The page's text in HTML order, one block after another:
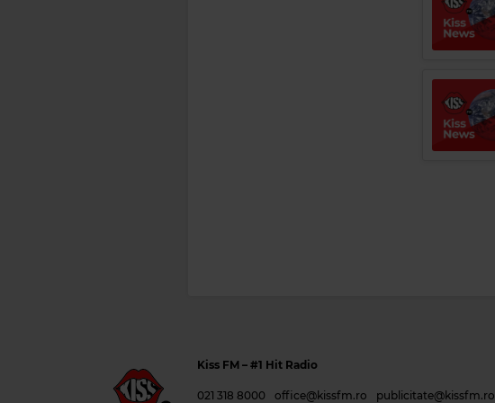
Kiss FM – #1 Hit Radio
021 318 8000 office@kissfm.ro publicitate@kissfm.ro